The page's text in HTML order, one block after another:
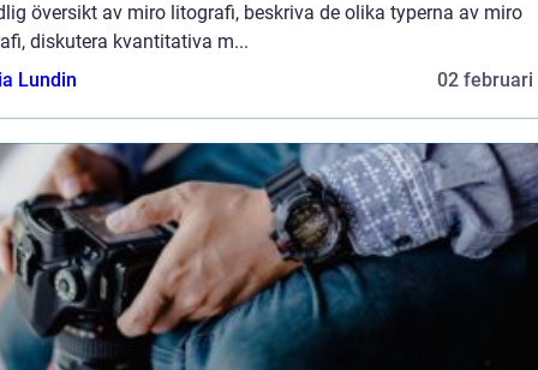
översikt av miro litografi, beskriva de olika typerna av miro
diskutera kvantitativa m...
Lundin
02 februari